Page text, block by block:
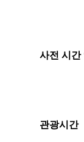
사전 시간
관광시간